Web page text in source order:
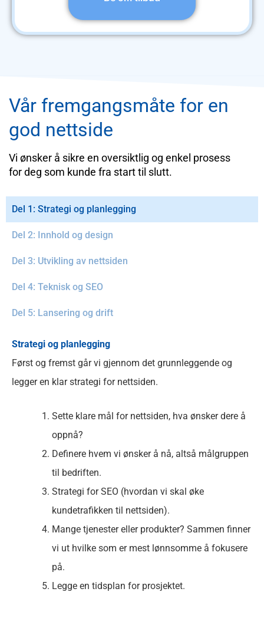
Vår fremgangsmåte for en
god nettside
Vi ønsker å sikre en oversiktlig og enkel prosess
for deg som kunde fra start til slutt.
Del 1: Strategi og planlegging
Del 2: Innhold og design
Del 3: Utvikling av nettsiden
Del 4: Teknisk og SEO
Del 5: Lansering og drift
Strategi og planlegging
Først og fremst går vi gjennom det grunnleggende og
legger en klar strategi for nettsiden.
Sette klare mål for nettsiden, hva ønsker dere å
oppnå?
Definere hvem vi ønsker å nå, altså målgruppen
til bedriften.
Strategi for SEO (hvordan vi skal øke
kundetrafikken til nettsiden).
Mange tjenester eller produkter? Sammen finner
vi ut hvilke som er mest lønnsomme å fokusere
på.
Legge en tidsplan for prosjektet.